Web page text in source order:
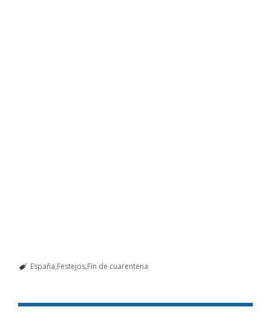
España Festejos Fin de cuarentena